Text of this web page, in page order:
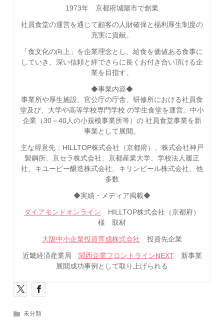
1973年 京都府城陽市で創業
社員食堂の運営を通じて顧客の人財確保と福利厚生制度の
充実に貢献。
「食文化の向上」を企業理念とし、給食を価値ある食事に
していき、深い信頼と絆でさらに長くお付き合い頂ける企
業を目指す。
◆事業内容◆
事業所や厚生施設、官公庁の庁舎、研修所における社員食
堂及び、大学や高等学校専門学校 の学生食堂を運営。中小
企業（30～40人の小規模事業所等）の 社員食堂事業を新
事業として展開。
主な得意先：HILLTOP株式会社（京都府）、株式会社神戸
製鋼所、京セラ株式会社、京都産業大学、学校法人履正
社、キユーピー醸造株式会社、キリンビール株式会社、他
多数
◆実績・メディア掲載◆
ダイアモンドオンライン HILLTOP株式会社（京都府）
様 取材
大阪中小企業投資育成株式会社 投資先企業
近畿経済産業局 関西企業フロントラインNEXT新事業
展開成功事例として取り上げられる
未分類